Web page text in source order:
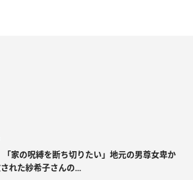
「家の呪縛を断ち切りたい」地元の男尊女卑か
れた紗希子さんの...